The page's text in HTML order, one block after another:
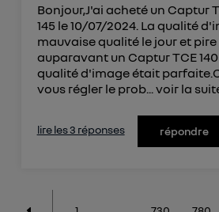
Bonjour,J'ai acheté un Captur
145 le 10/07/2024. La qualité
mauvaise qualité le jour et pire
auparavant un Captur TCE
qualité d'image était
vous régler le prob... voir la
lire les 3 réponses répondre